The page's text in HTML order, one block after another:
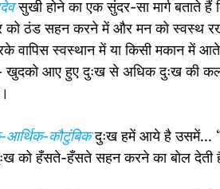
सुखी होने का एक सुंदर-सा मार्ग बताते हैं
को ठंड सहन करने में और मन को स्वस्थ
वापिस स्वस्थान में या किसी मकान में
खुदको आए हुए दुःख से अधिक दुःख की
आर्थिक-कौटुंबिक दुःख हमें आये है उसमें...
को हँसते-हँसते सहन करने का बोल देती